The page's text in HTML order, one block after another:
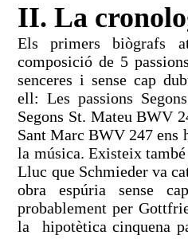
II. La
Els primers biògrafs
composició de 5
senceres i sense cap
ell: Les passions
Segons St. Mateu BWV
Sant Marc BWV 247 ens
la música. Existeix també
Lluc que Schmieder va
obra espúria sense
probablement per
la hipotètica cinquena